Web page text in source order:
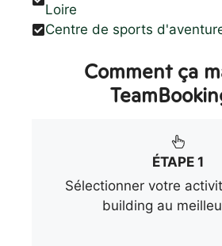
Loire
Centre de sports
Comment ça
ÉTAPE 1
Sélectionner votre
building au